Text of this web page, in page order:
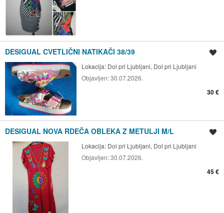
DESIGUAL CVETLIČNI NATIKAČI 38/39
Lokacija: Dol pri Ljubljani, Dol pri Ljubljani
Objavljen:30.07.2026.
30 €
DESIGUAL NOVA RDEČA OBLEKA Z METULJI M/L
Lokacija: Dol pri Ljubljani, Dol pri Ljubljani
Objavljen:30.07.2026.
45 €